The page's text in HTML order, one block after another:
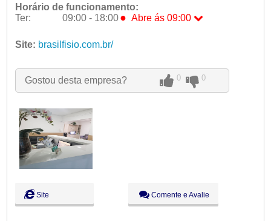
Horário de funcionamento:
Ter:
09:00 - 18:00 ● Abre ás 09:00
Ter:
09:00 - 18:00
Qui:
09:00 - 18:00
Sex:
09:00 - 18:00
Site: brasilfisio.com.br/
Gostou desta empresa? 0 0
Site Comente e Avalie